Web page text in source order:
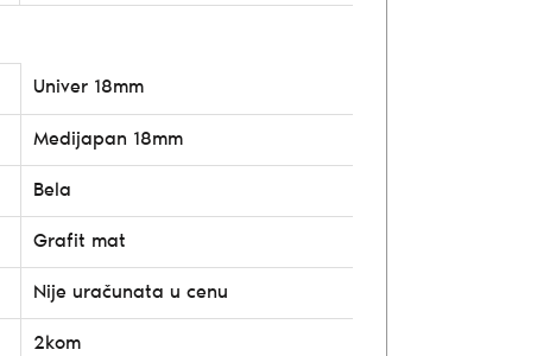
Univer 18mm
Medijapan 18mm
Bela
Grafit mat
Nije uračunata u cenu
2kom